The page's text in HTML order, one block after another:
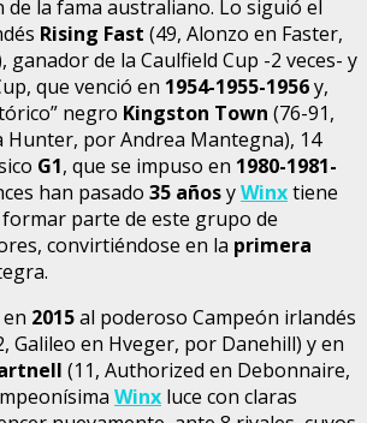
de la fama australiano. Lo siguió el
Rising Fast (49, Alonzo en Faster,
ganador de la Caulfield Cup -2 veces- y
que venció en 1954-1955-1956y,
negro Kingston Town (76-91,
Hunter, por Andrea Mantegna), 14
G1, que se impuso en 1980-1981-
han pasado 35 añosyWinxtiene
parte de este grupo de
convirtiéndose en la primera
2015al poderoso Campeón irlandés
Galileo en Hveger, por Danehill) y en
(11, Authorized en Debonnaire,
Winx luce con claras